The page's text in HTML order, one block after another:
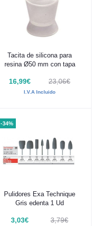
Añadir al carrito
Tacita de silicona para
resina Ø50 mm con tapa
16,99€ 23,06€
I.V.A Incluido
-34%
Añadir al carrito
Pulidores Exa Technique
Gris edenta 1 Ud
3,03€ 3,79€